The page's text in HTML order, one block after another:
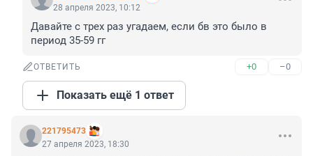
28 апреля 2023, 10:12
Давайте с трех раз угадаем, если бв это было в
период 35-59 гг
ОТВЕТИТЬ +0 –0
Показать ещё 1 ответ
221795473
27 апреля 2023, 18:30